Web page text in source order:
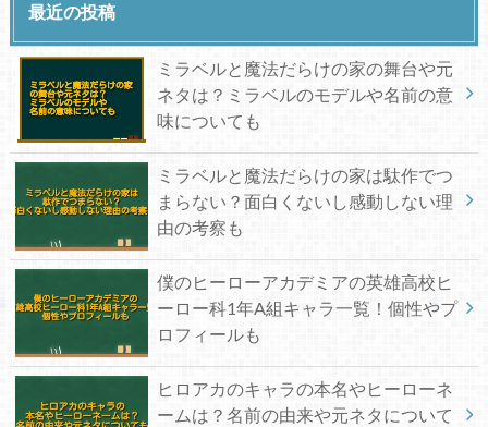
最近の投稿
ミラベルと魔法だらけの家の舞台や元
ネタは？ミラベルのモデルや名前の意
味についても
ミラベルと魔法だらけの家は駄作でつ
まらない？面白くないし感動しない理
由の考察も
僕のヒーローアカデミアの英雄高校ヒ
ーロー科1年A組キャラ一覧！個性やプ
ロフィールも
ヒロアカのキャラの本名やヒーローネ
ームは？名前の由来や元ネタについて